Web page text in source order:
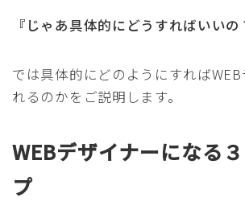
『じゃあ具体的にどうすればいいの
では具体的にどのようにすれば
れるのかをご説明します。
WEBデザイナーになる
プ